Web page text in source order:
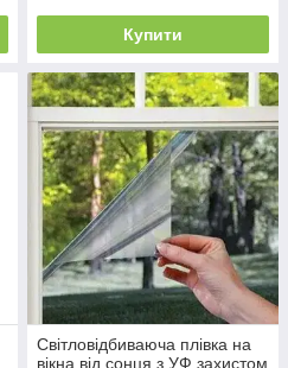
Купити
Світловідбиваюча плівка на
вікна від сонця з УФ захистом